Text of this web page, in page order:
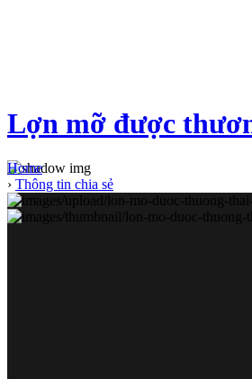
Lợn mỡ được
Home
› Thông tin chia sẻ